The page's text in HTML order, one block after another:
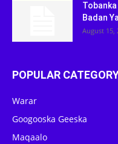
Badan
August 15,
POPULAR
Warar
Googooska Geeska
Maqaalo